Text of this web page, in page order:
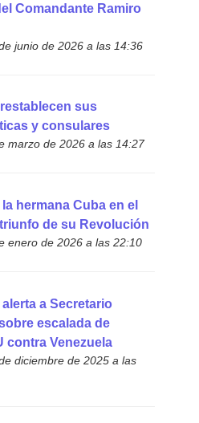
Comandante Ramiro
junio de 2026 a las 14:36
sus
y consulares
marzo de 2026 a las 14:27
hermana Cuba en el
de su Revolución
enero de 2026 a las 22:10
a Secretario
escalada de
contra Venezuela
diciembre de 2025 a las